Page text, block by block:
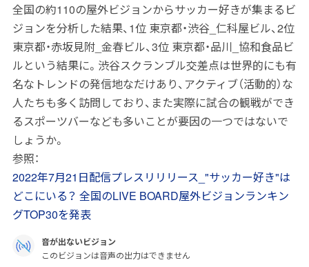
全国の約110の屋外ビジョンからサッカー好きが集まるビ
ジョンを分析した結果、1位 東京都・渋谷_仁科屋ビル、2位
東京都・赤坂見附_金春ビル、3位 東京都・品川_協和食品ビ
ルという結果に。渋谷スクランブル交差点は世界的にも有
名なトレンドの発信地なだけあり、アクティブ（活動的）な
人たちも多く訪問しており、また実際に試合の観戦ができ
るスポーツバーなども多いことが要因の一つではないで
しょうか。
参照：
2022年7月21日配信プレスリリリース_"サッカー好き"は
どこにいる？ 全国のLIVE BOARD屋外ビジョンランキン
グTOP30を発表
音が出ないビジョン
このビジョンは音声の出力はできません